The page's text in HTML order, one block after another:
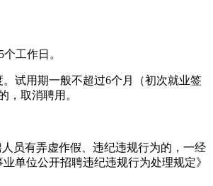
工作日。
试用期一般不超过6个月（初次就业签
，取消聘用。
员有弄虚作假、违纪违规行为的，一经
单位公开招聘违纪违规行为处理规定》